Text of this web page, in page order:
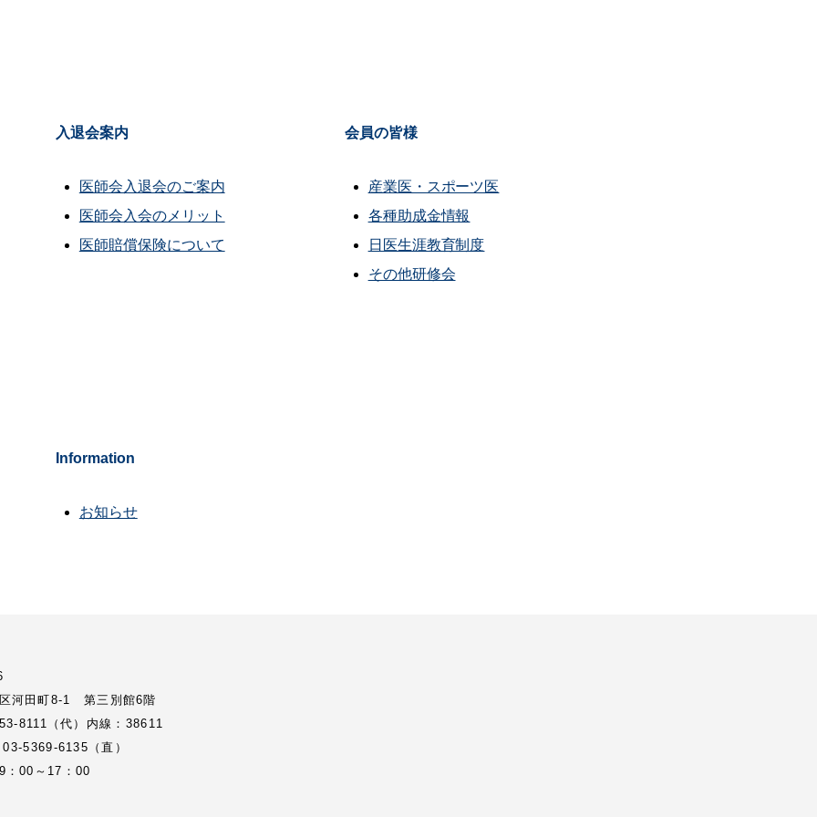
入退会案内
医師会入退会のご案内
医師会入会のメリット
医師賠償保険について
会員の皆様
産業医・スポーツ医
各種助成金情報
日医生涯教育制度
その他研修会
Information
お知らせ
河田町8-1 第三別館6階
8111（代）内線：38611
5369-6135（直）
：00～17：00